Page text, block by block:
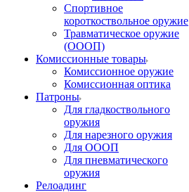
Спортивное
короткоствольное оружие
Травматическое оружие
(ОООП)
Комиссионные товары
Комиссионное оружие
Комиссионная оптика
Патроны
Для гладкоствольного
оружия
Для нарезного оружия
Для ОООП
Для пневматического
оружия
Релоадинг